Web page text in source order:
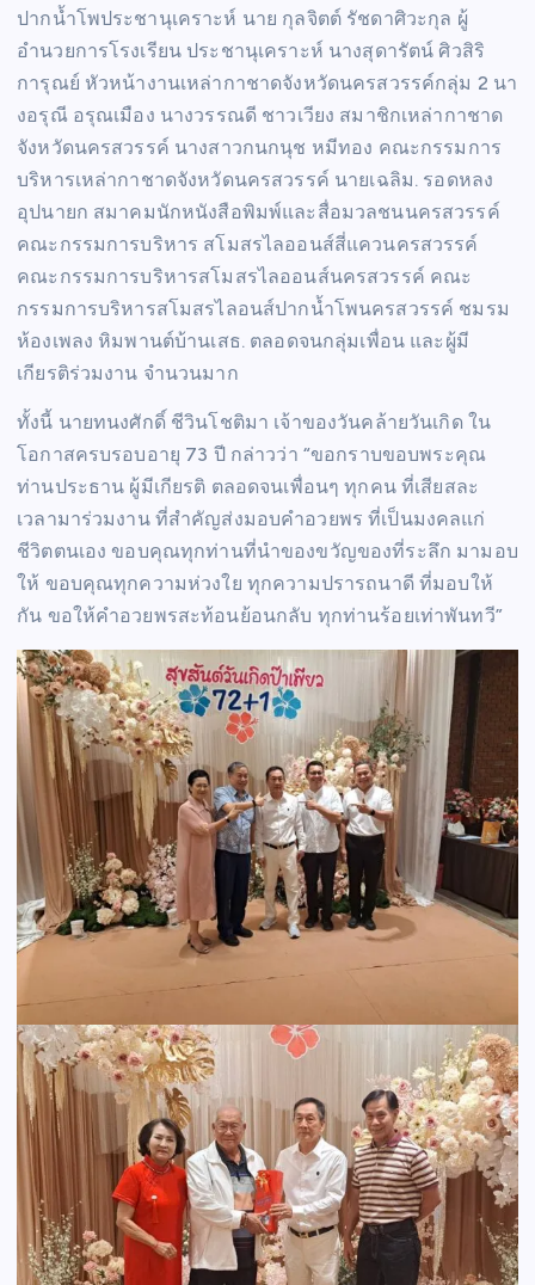
ปากน้ำโพประชานุเคราะห์ นาย กุลจิตต์ รัชดาศิวะกุล ผู้
อำนวยการโรงเรียน ประชานุเคราะห์ นางสุดารัตน์ ศิวสิริ
การุณย์ หัวหน้างานเหล่ากาชาดจังหวัดนครสวรรค์กลุ่ม 2 นา
งอรุณี อรุณเมือง นางวรรณดี ชาวเวียง สมาชิกเหล่ากาชาด
จังหวัดนครสวรรค์ นางสาวกนกนุช หมีทอง คณะกรรมการ
บริหารเหล่ากาชาดจังหวัดนครสวรรค์ นายเฉลิม. รอดหลง
อุปนายก สมาคมนักหนังสือพิมพ์และสื่อมวลชนนครสวรรค์
คณะกรรมการบริหาร สโมสรไลออนส์สี่แควนครสวรรค์
คณะกรรมการบริหารสโมสรไลออนส์นครสวรรค์ คณะ
กรรมการบริหารสโมสรไลอนส์ปากน้ำโพนครสวรรค์ ชมรม
ห้องเพลง หิมพานต์บ้านเสธ. ตลอดจนกลุ่มเพื่อน และผู้มี
เกียรติร่วมงาน จำนวนมาก
ทั้งนี้ นายทนงศักดิ์ ชีวินโชติมา เจ้าของวันคล้ายวันเกิด ใน
โอกาสครบรอบอายุ 73 ปี กล่าวว่า “ขอกราบขอบพระคุณ
ท่านประธาน ผู้มีเกียรติ ตลอดจนเพื่อนๆ ทุกคน ที่เสียสละ
เวลามาร่วมงาน ที่สำคัญส่งมอบคำอวยพร ที่เป็นมงคลแก่
ชีวิตตนเอง ขอบคุณทุกท่านที่นำของขวัญของที่ระลึก มามอบ
ให้ ขอบคุณทุกความห่วงใย ทุกความปรารถนาดี ที่มอบให้
กัน ขอให้คำอวยพรสะท้อนย้อนกลับ ทุกท่านร้อยเท่าพันทวี”